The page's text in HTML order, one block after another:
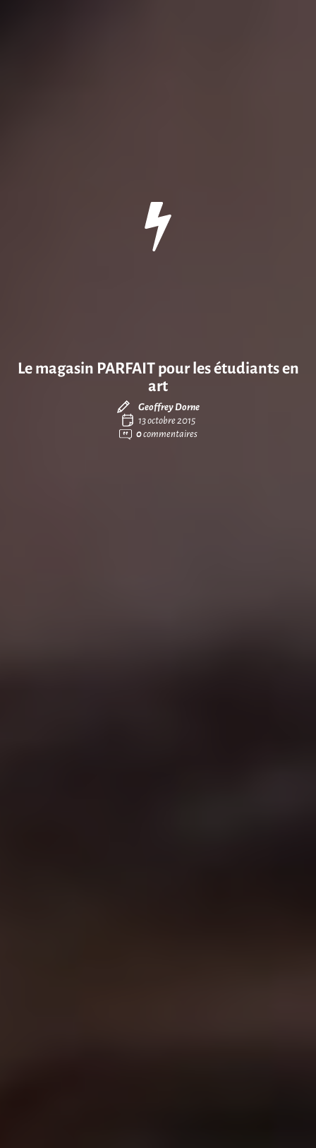
Le magasin PARFAIT pour les étudiants en
art
Geoffrey Dorne
13 octobre 2015
0commentaires